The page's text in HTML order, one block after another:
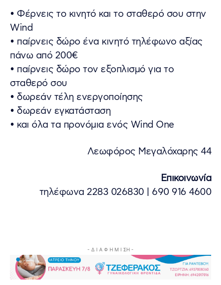
• Φέρνεις το κινητό και το σταθερό σου στην
Wind
• παίρνεις δώρο ένα κινητό τηλέφωνο αξίας
πάνω από 200€
• παίρνεις δώρο τον εξοπλισμό για το
σταθερό σου
• δωρεάν τέλη ενεργοποίησης
• δωρεάν εγκατάσταση
• και όλα τα προνόμια ενός Wind One
Λεωφόρος Μεγαλόχαρης 44
Επικοινωνία
τηλέφωνα 2283 026830 | 690 916 4600
- Δ Ι Α Φ Η Μ Ι ΣΗ -